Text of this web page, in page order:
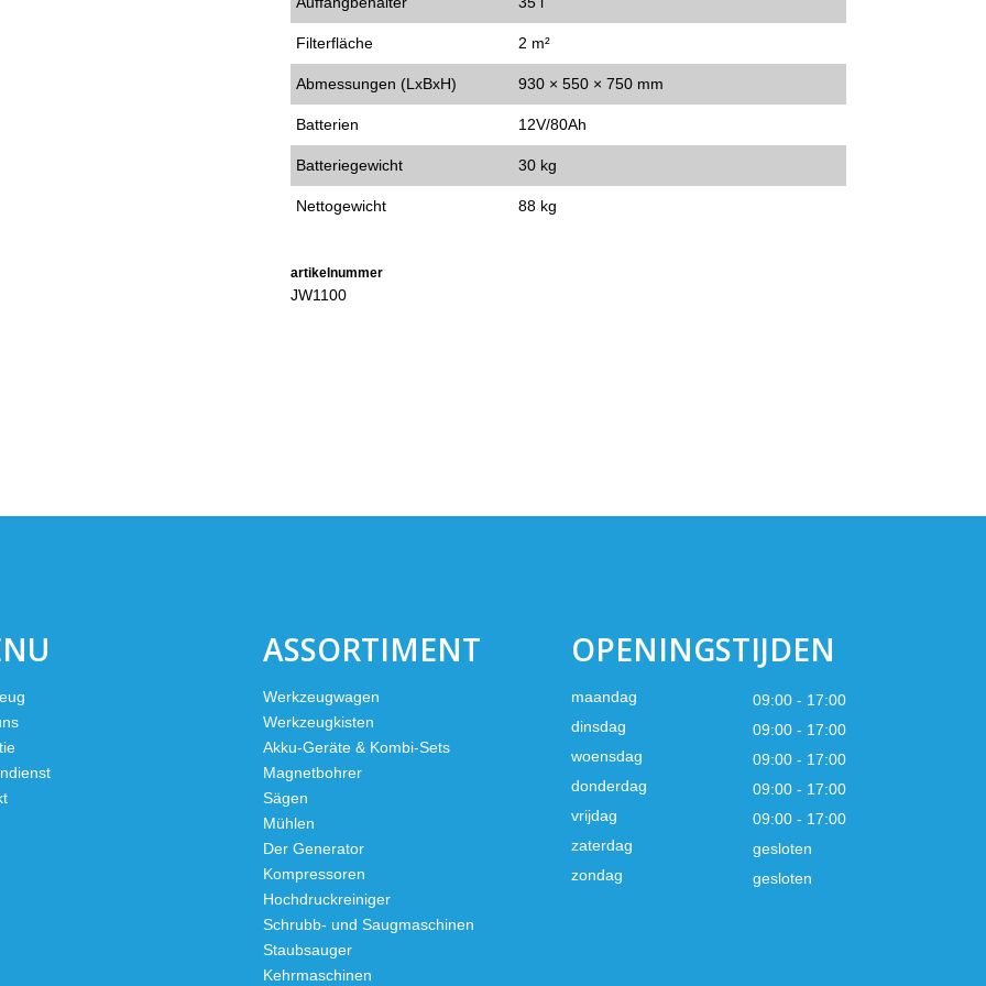
Filterfläche 2 m²
Abmessungen (LxBxH) 930 × 550 × 750 mm
Batterien 12V/80Ah
Batteriegewicht 30 kg
Nettogewicht 88 kg
artikelnummer
JW1100
ASSORTIMENT
Werkzeugwagen
Werkzeugkisten
Akku-Geräte & Kombi-Sets
Magnetbohrer
Sägen
Mühlen
Der Generator
Kompressoren
Hochdruckreiniger
Schrubb- und Saugmaschinen
Staubsauger
Kehrmaschinen
OPENINGSTIJDEN
maandag
09:00 - 17:00
dinsdag
09:00 - 17:00
woensdag
09:00 - 17:00
donderdag
09:00 - 17:00
vrijdag
09:00 - 17:00
zaterdag
gesloten
zondag
gesloten